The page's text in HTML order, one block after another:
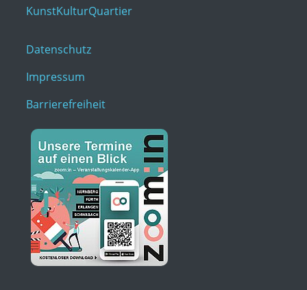
KunstKulturQuartier
Datenschutz
Impressum
Barrierefreiheit